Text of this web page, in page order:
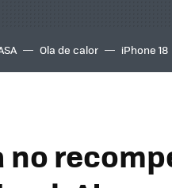
Ola de calor iPhone 18
no